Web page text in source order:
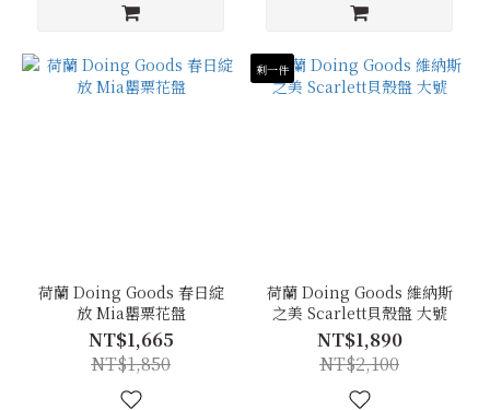
荷蘭 Doing Goods 春日綻
放 Mia罌粟花盤
NT$1,665
NT$1,850
剩一件
荷蘭 Doing Goods 維納斯
之美 Scarlett貝殼盤 大號
NT$1,890
NT$2,100